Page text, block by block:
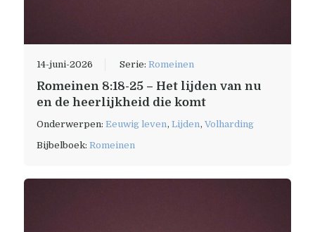
14-juni-2026 Serie: Romeinen
Romeinen 8:18-25 – Het lijden van nu
en de heerlijkheid die komt
Onderwerpen: Eeuwig leven, Lijden, Volharding
Bijbelboek: Romeinen